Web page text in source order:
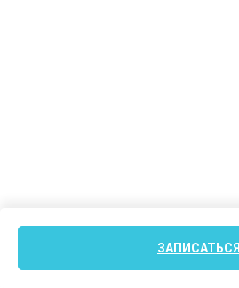
ЗАПИСАТЬСЯ